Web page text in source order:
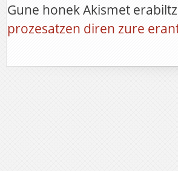
Gune honek Akismet
prozesatzen diren zure